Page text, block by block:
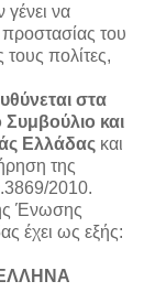
γένει να
προστασίας του
τους πολίτες,
στα
και
Ελλάδας και
της
2010.
Ένωσης
έχει ως εξής: